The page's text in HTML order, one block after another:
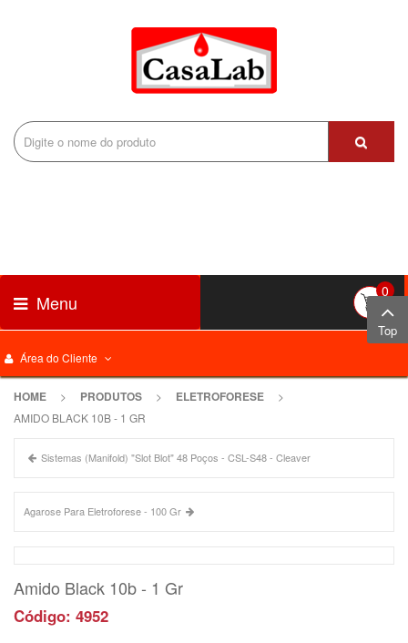
Área do Cliente
Menu 0
HOME > PRODUTOS > ELETROFORESE
>
AMIDO BLACK 10B - 1 GR
Sistemas (Manifold) "Slot Blot" 48 Poços - CSL-S48 - Cleaver
Agarose Para Eletroforese - 100 Gr
Amido Black 10b - 1 Gr
Código: 4952
Top